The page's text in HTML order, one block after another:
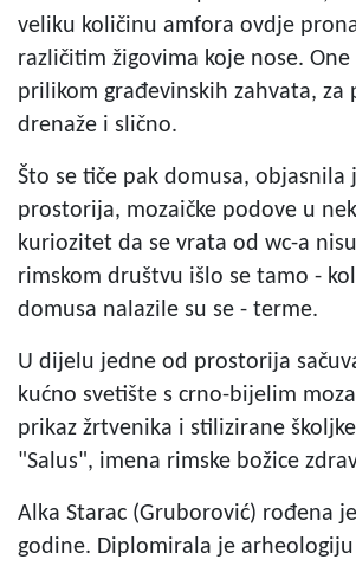
veliku količinu amfora ovdje
različitim žigovima koje nose.
prilikom građevinskih zahvata, za
drenaže i slično.
Što se tiče pak domusa, objasnila
prostorija, mozaičke podove u
kuriozitet da se vrata od wc-a
rimskom društvu išlo se tamo -
domusa nalazile su se - terme.
U dijelu jedne od prostorija
kućno svetište s crno-bijelim
prikaz žrtvenika i stilizirane
"Salus", imena rimske božice
Alka Starac (Gruborović) rođena
godine. Diplomirala je arheologiju